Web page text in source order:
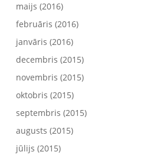
maijs (2016)
februāris (2016)
janvāris (2016)
decembris (2015)
novembris (2015)
oktobris (2015)
septembris (2015)
augusts (2015)
jūlijs (2015)